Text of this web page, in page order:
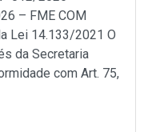
– FME COM
Lei 14.133/2021 O
da Secretaria
com Art. 75,